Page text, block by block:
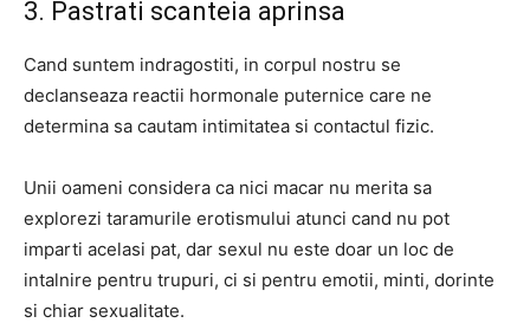
3. Pastrati scanteia aprinsa
Cand suntem indragostiti, in corpul nostru se
declanseaza reactii hormonale puternice care ne
determina sa cautam intimitatea si contactul fizic.
Unii oameni considera ca nici macar nu merita sa
explorezi taramurile erotismului atunci cand nu pot
imparti acelasi pat, dar sexul nu este doar un loc de
intalnire pentru trupuri, ci si pentru emotii, minti, dorinte
si chiar sexualitate.